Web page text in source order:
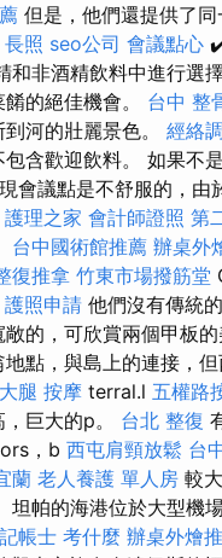
但是，他們還提供了
長照 seo公司 會議點心
和非酒精飲料中進行選
的絕佳機會。 台中 整
河的壯麗景色。 經絡
含歡迎飲料。 如果不
會議點是不舒服的，由
護理之家 會計師證照 第
台中國術館推薦 辦桌外
復推拿 竹東市場撥筋堂
護照申請 他們沒有傳統
的，可欣賞兩個甲板
點，與島上的連接，
大腿 按摩 terral.l 五權路
巨大的p。 台北 整復
，b 西屯肩頸放鬆 台
蘭 老人養護 單人房 較
坦帕的海港位於大型機
記帳士 考什麼 辦桌外燴